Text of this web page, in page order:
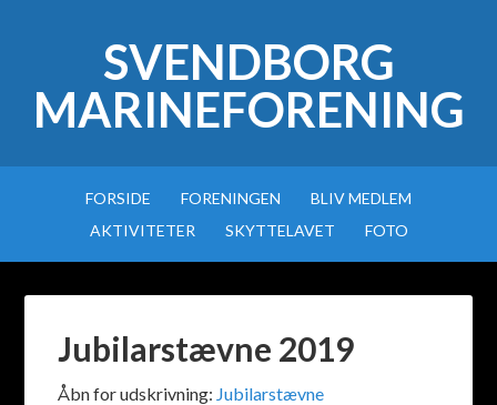
SVENDBORG
MARINEFORENING
FORSIDE FORENINGEN
BLIV MEDLEM
AKTIVITETER
SKYTTELAVET FOTO
Jubilarstævne 2019
Åbn for udskrivning: Jubilarstævne